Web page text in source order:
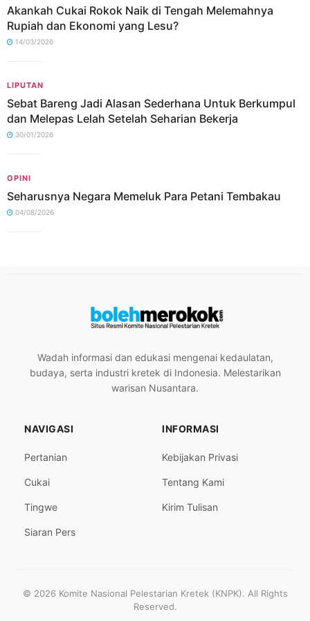
Akankah Cukai Rokok Naik di Tengah Melemahnya
Rupiah dan Ekonomi yang Lesu?
14/03/2026
LIPUTAN
Sebat Bareng Jadi Alasan Sederhana Untuk Berkumpul
dan Melepas Lelah Setelah Seharian Bekerja
30/01/2026
OPINI
Seharusnya Negara Memeluk Para Petani Tembakau
04/08/2026
Wadah informasi dan edukasi mengenai kedaulatan,
budaya, serta industri kretek di Indonesia. Melestarikan
warisan Nusantara.
NAVIGASI
Pertanian
Cukai
Tingwe
Siaran Pers
INFORMASI
Kebijakan Privasi
Tentang Kami
Kirim Tulisan
© 2026 Komite Nasional Pelestarian Kretek (KNPK). All Rights
Reserved.